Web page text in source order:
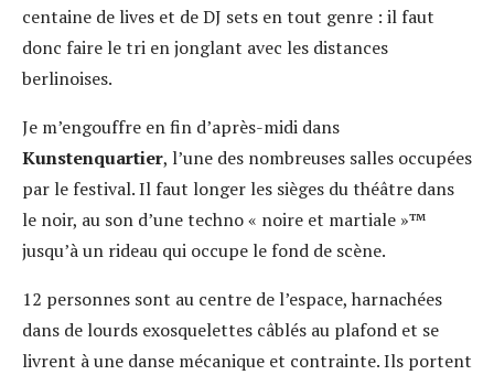
centaine de lives et de DJ sets en tout genre : il faut
donc faire le tri en jonglant avec les distances
berlinoises.
Je m’engouffre en fin d’après-midi dans
Kunstenquartier, l’une des nombreuses salles occupées
par le festival. Il faut longer les sièges du théâtre dans
le noir, au son d’une techno « noire et martiale »™
jusqu’à un rideau qui occupe le fond de scène.
12 personnes sont au centre de l’espace, harnachées
dans de lourds exosquelettes câblés au plafond et se
livrent à une danse mécanique et contrainte. Ils portent